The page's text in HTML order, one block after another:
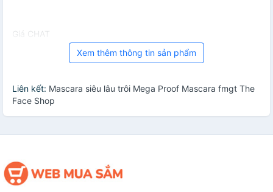
Giá CHAT
Xem thêm thông tin sản phẩm
Liên kết: Mascara siêu lâu trôi Mega Proof Mascara fmgt The
Face Shop